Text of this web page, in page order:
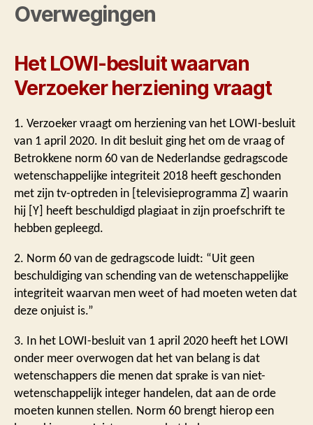
Overwegingen
Het LOWI-besluit waarvan
Verzoeker herziening vraagt
1. Verzoeker vraagt om herziening van het LOWI-besluit
van 1 april 2020. In dit besluit ging het om de vraag of
Betrokkene norm 60 van de Nederlandse gedragscode
wetenschappelijke integriteit 2018 heeft geschonden
met zijn tv-optreden in [televisieprogramma Z] waarin
hij [Y] heeft beschuldigd plagiaat in zijn proefschrift te
hebben gepleegd.
2. Norm 60 van de gedragscode luidt: “Uit geen
beschuldiging van schending van de wetenschappelijke
integriteit waarvan men weet of had moeten weten dat
deze onjuist is.”
3. In het LOWI-besluit van 1 april 2020 heeft het LOWI
onder meer overwogen dat het van belang is dat
wetenschappers die menen dat sprake is van niet-
wetenschappelijk integer handelen, dat aan de orde
moeten kunnen stellen. Norm 60 brengt hierop een